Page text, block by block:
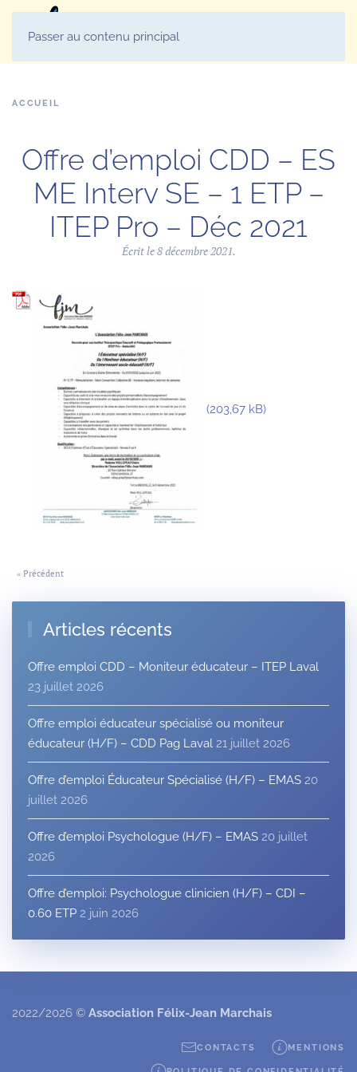
Passer au contenu principal
ACCUEIL
Offre d’emploi CDD – ES
ME Interv SE – 1 ETP –
ITEP Pro – Déc 2021
Écrit le8 décembre 2021.
« Précédent
Articles récents
Offre emploi CDD – Moniteur éducateur – ITEP Laval
23 juillet 2026
Offre emploi éducateur spécialisé ou moniteur
éducateur (H/F) – CDD Pag Laval 21 juillet 2026
Offre d’emploi Éducateur Spécialisé (H/F) – EMAS 20
juillet 2026
Offre d’emploi Psychologue (H/F) – EMAS 20 juillet
2026
Offre d’emploi: Psychologue clinicien (H/F) – CDI –
0.60 ETP 2 juin 2026
2022/2026 © Association Félix-Jean Marchais
CONTACTS MENTIONS